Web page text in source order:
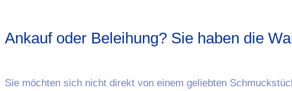
Ankauf oder Beleihung? Sie haben die
Sie möchten sich nicht direkt von einem geliebten